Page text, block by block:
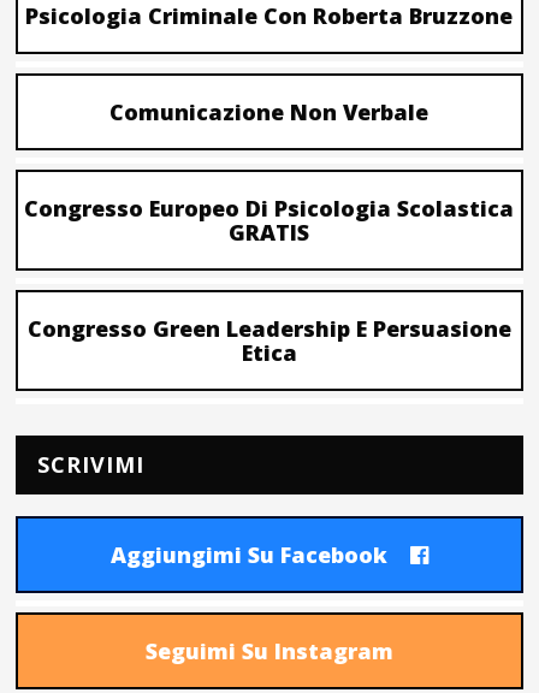
Psicologia Criminale Con Roberta Bruzzone
Comunicazione Non Verbale
Congresso Europeo Di Psicologia Scolastica
GRATIS
Congresso Green Leadership E Persuasione
Etica
SCRIVIMI
Aggiungimi Su Facebook
Seguimi Su Instagram